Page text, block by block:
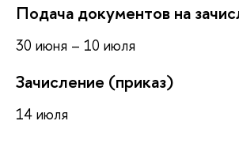
Подача документов на
30 июня – 10 июля
Зачисление (приказ)
14 июля